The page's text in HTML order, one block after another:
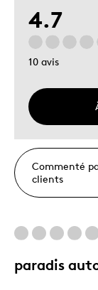
4.7
10 avis
Commenté
clients
paradis